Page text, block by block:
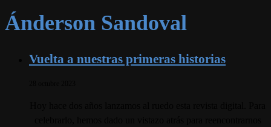
Ánderson Sandoval
Vuelta a nuestras primeras historias